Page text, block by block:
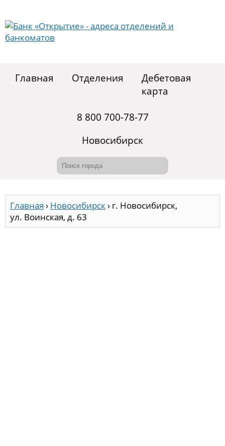
Главная Отделения
Дебетовая
карта
8 800 700-78-77
Новосибирск
Главная › Новосибирск› г. Новосибирск,
ул. Воинская, д. 63